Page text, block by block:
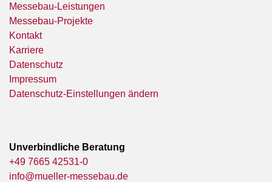
Messebau-Leistungen
Messebau-Projekte
Kontakt
Karriere
Datenschutz
Impressum
Datenschutz-Einstellungen ändern
Unverbindliche Beratung
+49 7665 42531-0
info@mueller-messebau.de